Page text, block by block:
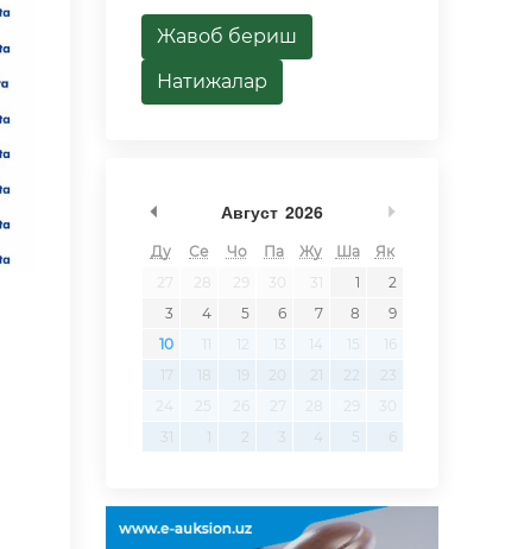
Жавоб бериш
Натижалар
Август 2026
undefined
Ду Се Чо Па Жу Ша
Як
27
28 29 30 31 1
2
3
4 5 6 7 8
9
10
11 12 13 14 15
16
17
18 19 20 21 22
23
24
25 26 27 28 29
30
31
1 2 3 4 5 6